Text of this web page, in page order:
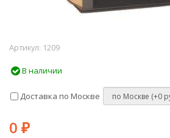
Артикул: 1209
В наличии
Доставка по Москве
0 ₽